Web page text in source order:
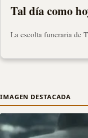
Tal día como
La escolta funeraria de
IMAGEN DESTACADA